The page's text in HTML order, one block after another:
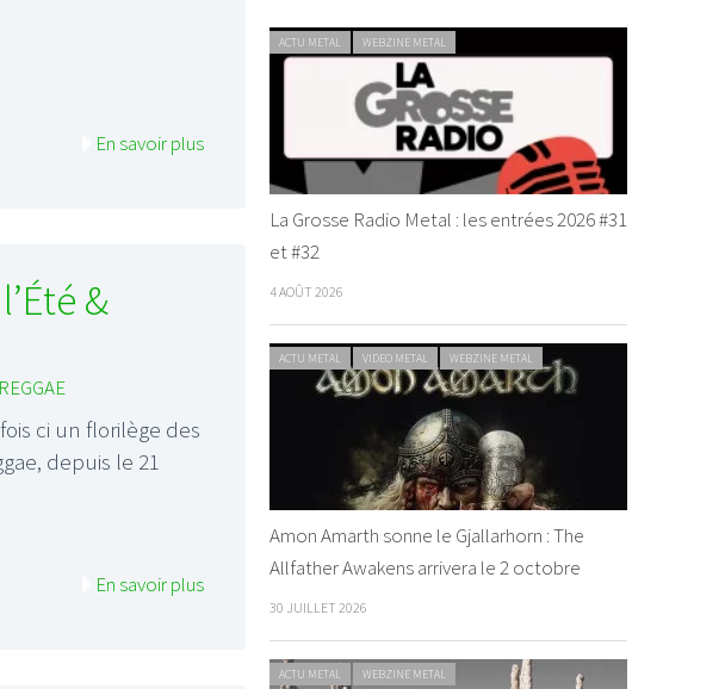
En savoir plus
&
ci un florilège des
depuis le 21
En savoir plus
ACTU METAL WEBZINE METAL
La Grosse Radio Metal : les entrées 2026 #31
et #32
4 AOÛT 2026
ACTU METAL VIDEO METAL WEBZINE METAL
Amon Amarth sonne le Gjallarhorn : The
Allfather Awakens arrivera le 2 octobre
30 JUILLET 2026
ACTU METAL WEBZINE METAL